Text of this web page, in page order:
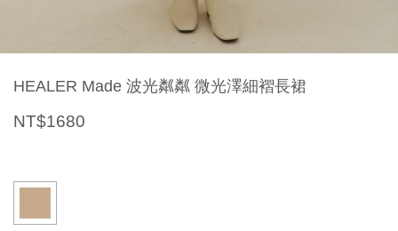
HEALER Made 波光粼粼 微光澤細褶長裙
NT$1680